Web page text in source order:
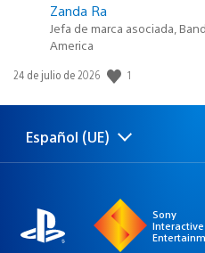
Zanda Ra
Jefa de marca asociada,
America
Fecha
publicación:
24 de julio de 2026 1
Selecciona
una
Región
actual:
Español (UE)
Sony
Interactive